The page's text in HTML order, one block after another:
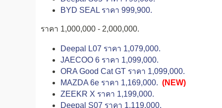
BYD SEAL ราคา 999,900.
ราคา 1,000,000 - 2,000,000.
Deepal L07 ราคา 1,079,000.
JAECOO 6 ราคา 1,099,000.
ORA Good Cat GT ราคา 1,099,000.
MAZDA 6e ราคา 1,169,000. (NEW)
ZEEKR X ราคา 1,199,000.
Deepal S07 ราคา 1,119,000.